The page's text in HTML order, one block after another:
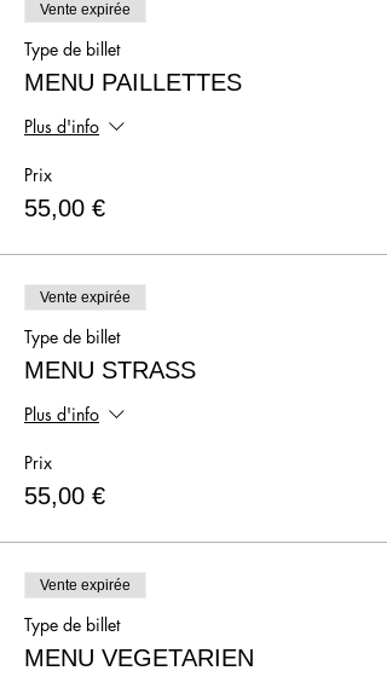
Vente expirée
Type de billet
MENU PAILLETTES
Plus d'info
Prix
55,00 €
Vente expirée
Type de billet
MENU STRASS
Plus d'info
Prix
55,00 €
Vente expirée
Type de billet
MENU VEGETARIEN